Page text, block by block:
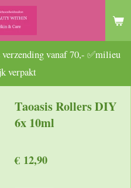
vanaf 70,- ✅milieu
verpakt
Taoasis Rollers DIY
6x 10ml
€ 12,90